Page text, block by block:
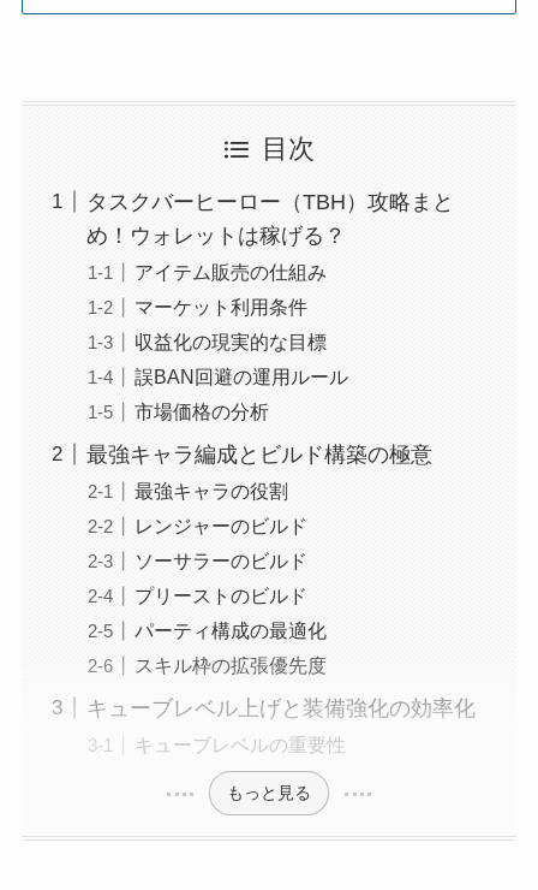
目次
タスクバーヒーロー（TBH）攻略まと
め！ウォレットは稼げる？
アイテム販売の仕組み
マーケット利用条件
収益化の現実的な目標
誤BAN回避の運用ルール
市場価格の分析
最強キャラ編成とビルド構築の極意
最強キャラの役割
レンジャーのビルド
ソーサラーのビルド
プリーストのビルド
パーティ構成の最適化
スキル枠の拡張優先度
キューブレベル上げと装備強化の効率化
キューブレベルの重要性
もっと見る